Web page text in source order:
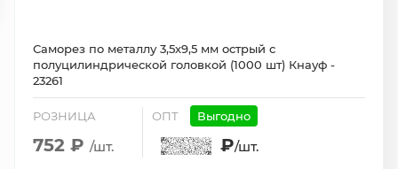
Саморез по металлу 3,5х9,5 мм острый с
полуцилиндрической головкой (1000 шт) Кнауф -
23261
РОЗНИЦА
752 ₽ /шт.
ОПТ Выгодно
₽/шт.